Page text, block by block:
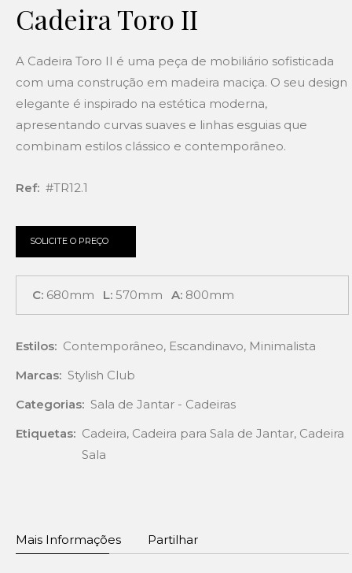
Cadeira Toro II
A Cadeira Toro II é uma peça de mobiliário sofisticada
com uma construção em madeira maciça. O seu design
elegante é inspirado na estética moderna,
apresentando curvas suaves e linhas esguias que
combinam estilos clássico e contemporâneo.
Ref: #TR12.1
SOLICITE O PREÇO
C: 680mm L: 570mm A: 800mm
Estilos: Contemporâneo, Escandinavo, Minimalista
Marcas: Stylish Club
Categorias: Sala de Jantar - Cadeiras
Etiquetas: Cadeira, Cadeira para Sala de Jantar, Cadeira
Sala
Mais Informações Partilhar